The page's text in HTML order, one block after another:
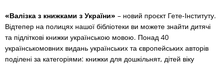
«Валізка з книжками з України» – новий проєкт Гете-Інституту.
Відтепер на полицях нашої бібліотеки ви можете знайти дитячі
та підліткові книжки українською мовою. Понад 40
українськомовних видань українських та європейських авторів
поділені за категоріями: книжки для дошкільнят, дітей віку